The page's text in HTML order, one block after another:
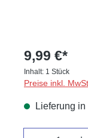
9,99 €*
Inhalt: 1 Stück
Preise inkl.
Lieferung in